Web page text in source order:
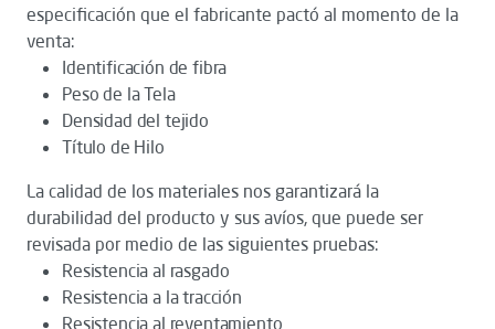
especificación que el fabricante pactó al momento de la
venta:
Identificación de fibra
Peso de la Tela
Densidad del tejido
Título de Hilo
La calidad de los materiales nos garantizará la
durabilidad del producto y sus avíos, que puede ser
revisada por medio de las siguientes pruebas:
Resistencia al rasgado
Resistencia a la tracción
Resistencia al reventamiento